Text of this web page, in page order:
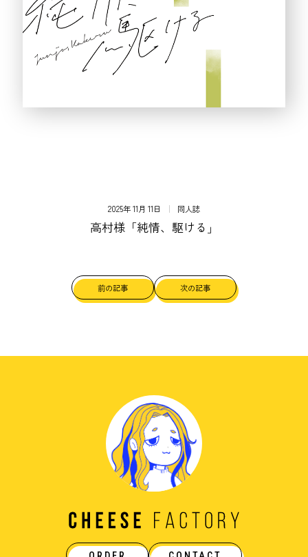
2025年 11月 11日 同人誌
高村様「純情、駆ける」
前の記事 次の記事